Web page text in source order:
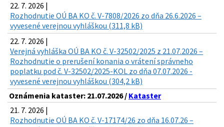
22. 7. 2026 |
Rozhodnutie OÚ BA KO č. V-7808/2026 zo dňa 26.6.2026 –
vyvesené verejnou vyhláškou (311,8 kB)
22. 7. 2026 |
Verejná vyhláška OÚ BA KO č. V-32502/2025 z 21.07.2026 –
Rozhodnutie o prerušení konania o vrátení správneho
poplatku pod č. V-32502/2025-KOL zo dňa 07.07.2026 -
vyvesené verejnou vyhláškou (304,2 kB)
Oznámenia kataster: 21.07.2026 / Kataster
21. 7. 2026 |
Rozhodnutie OÚ BA KO č. V-17174/26 zo dňa 16.07.26 –